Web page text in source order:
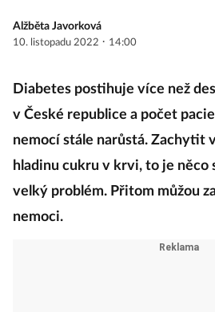
Alžběta Javorková
10. listopadu 2022 · 14:00
Diabetes postihuje více než
v České republice a počet
nemocí stále narůstá. Zachytit
hladinu cukru v krvi, to je něco
velký problém. Přitom můžou
nemoci.